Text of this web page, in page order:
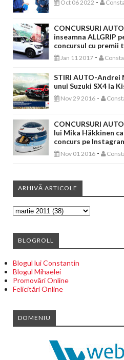
Oct 06 2022 -
CONCURSURI
inseamna ALLGRIP
concursul cu premii
Jan 11 2017 -
STIRI AUTO-
unui Suzuki SX4 la
Nov 29 2016 -
CONCURSURI
lui Mika Häkkinen
concurs pe
Nov 01 2016 -
ARHIVĂ ARTICOLE
BLOGROLL
Blogul lui Constantin
Blogul Mihaelei
Promovări Online
Felicitări Online
DOMENIU